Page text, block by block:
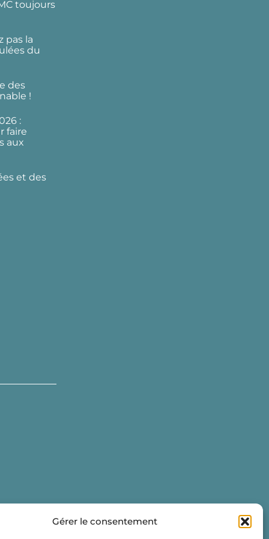
Gérer le consentement
toujours
pas la
du
des
!
:
faire
aux
et des